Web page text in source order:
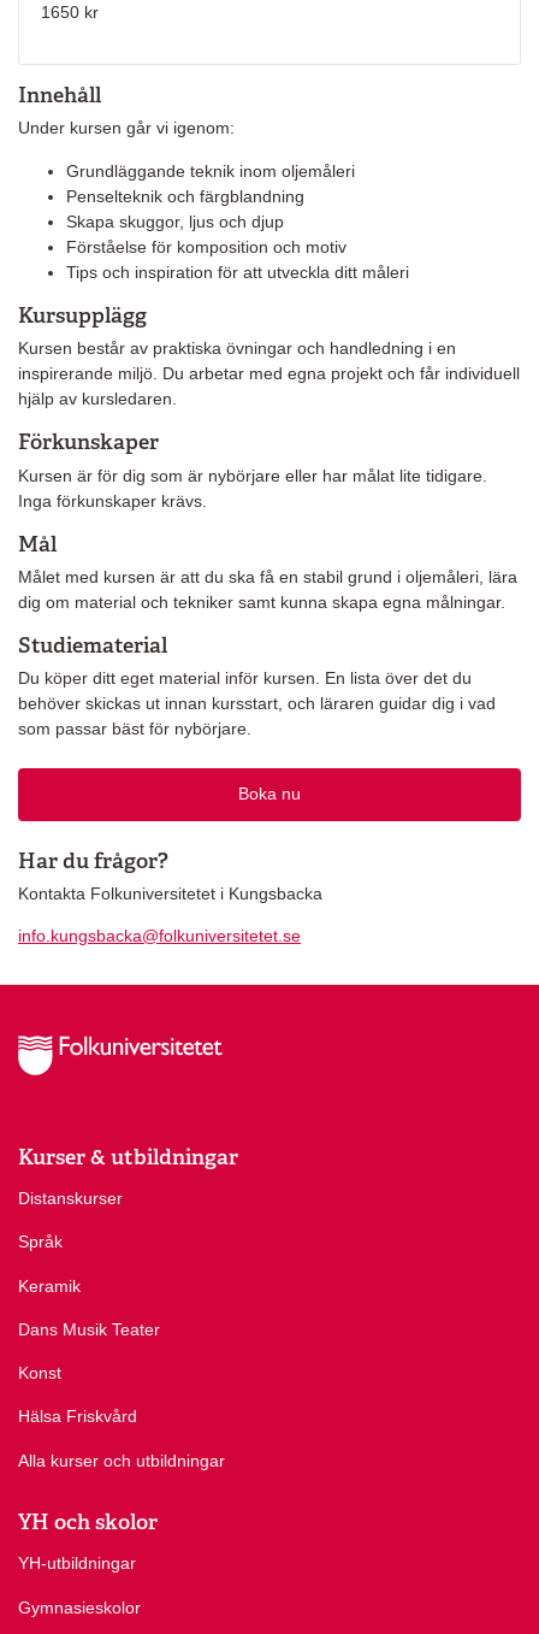
Innehåll
Under kursen går vi igenom:
Grundläggande teknik inom oljemåleri
Penselteknik och färgblandning
Skapa skuggor, ljus och djup
Förståelse för komposition och motiv
Tips och inspiration för att utveckla ditt måleri
Kursupplägg
Kursen består av praktiska övningar och handledning i en
inspirerande miljö. Du arbetar med egna projekt och får individuell
hjälp av kursledaren.
Förkunskaper
Kursen är för dig som är nybörjare eller har målat lite tidigare.
Inga förkunskaper krävs.
Mål
Målet med kursen är att du ska få en stabil grund i oljemåleri, lära
dig om material och tekniker samt kunna skapa egna målningar.
Studiematerial
Du köper ditt eget material inför kursen. En lista över det du
behöver skickas ut innan kursstart, och läraren guidar dig i vad
som passar bäst för nybörjare.
Boka nu
Har du frågor?
Kontakta Folkuniversitetet i Kungsbacka
info.kungsbacka@folkuniversitetet.se
1650 kr
Kurser & utbildningar
Distanskurser
Språk
Keramik
Dans Musik Teater
Konst
Hälsa Friskvård
Alla kurser och utbildningar
YH och skolor
YH-utbildningar
Gymnasieskolor